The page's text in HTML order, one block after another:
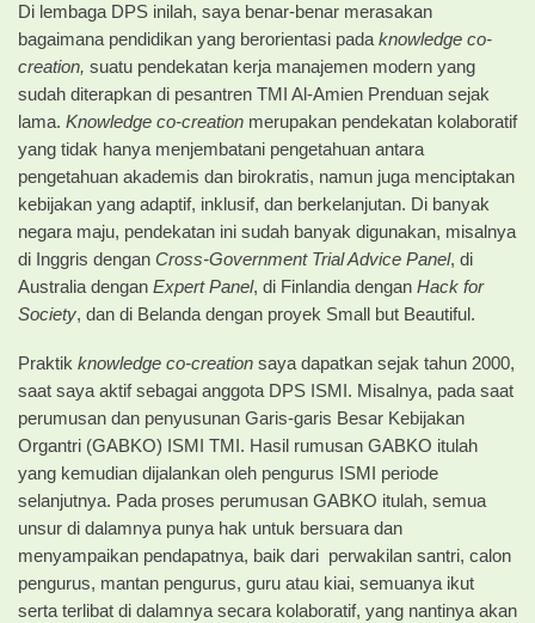
Di lembaga DPS inilah, saya benar-benar merasakan
bagaimana pendidikan yang berorientasi pada knowledge co-
creation, suatu pendekatan kerja manajemen modern yang
sudah diterapkan di pesantren TMI Al-Amien Prenduan sejak
lama. Knowledge co-creation merupakan pendekatan kolaboratif
yang tidak hanya menjembatani pengetahuan antara
pengetahuan akademis dan birokratis, namun juga menciptakan
kebijakan yang adaptif, inklusif, dan berkelanjutan. Di banyak
negara maju, pendekatan ini sudah banyak digunakan, misalnya
di Inggris dengan Cross-Government Trial Advice Panel, di
Australia dengan Expert Panel, di Finlandia dengan Hack for
Society, dan di Belanda dengan proyek Small but Beautiful.
Praktik knowledge co-creation saya dapatkan sejak tahun 2000,
saat saya aktif sebagai anggota DPS ISMI. Misalnya, pada saat
perumusan dan penyusunan Garis-garis Besar Kebijakan
Organtri (GABKO) ISMI TMI. Hasil rumusan GABKO itulah
yang kemudian dijalankan oleh pengurus ISMI periode
selanjutnya. Pada proses perumusan GABKO itulah, semua
unsur di dalamnya punya hak untuk bersuara dan
menyampaikan pendapatnya, baik dari perwakilan santri, calon
pengurus, mantan pengurus, guru atau kiai, semuanya ikut
serta terlibat di dalamnya secara kolaboratif, yang nantinya akan